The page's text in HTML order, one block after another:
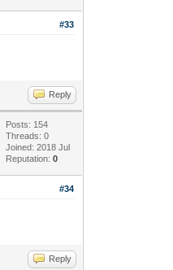
#33
Reply
Posts: 154
Threads: 0
Joined: 2018 Jul
Reputation:0
#34
Reply